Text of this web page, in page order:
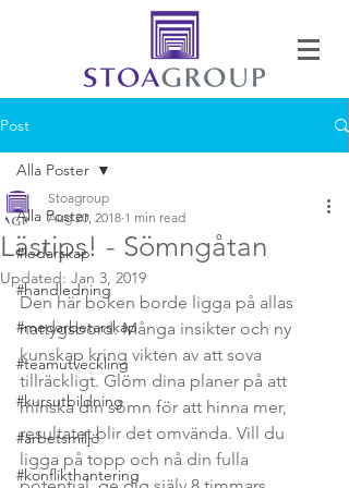
Post
Alla Poster
#ledarskap
#handledning
#medarbetarskap
#teamutveckling
#kursutbildning
#arbetsmiljö
#konflikthantering
Alla Poster
Lästips! - Sömngåtan
Stoagroup
Aug 20, 2018 1 min read
Updated: Jan 3, 2019
Den här boken borde ligga på allas
nattygsbord. Många insikter och ny
kunskap kring vikten av att sova
tillräckligt. Glöm dina planer på att
minska din sömn för att hinna mer,
resultatet blir det omvända. Vill du
ligga på topp och nå din fulla